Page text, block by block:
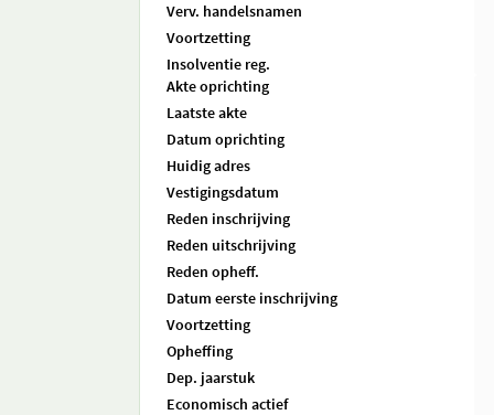
Verv. handelsnamen
Voortzetting
Insolventie reg.
Akte oprichting
Laatste akte
Datum oprichting
Huidig adres
Vestigingsdatum
Reden inschrijving
Reden uitschrijving
Reden opheff.
Datum eerste inschrijving
Voortzetting
Opheffing
Dep. jaarstuk
Economisch actief